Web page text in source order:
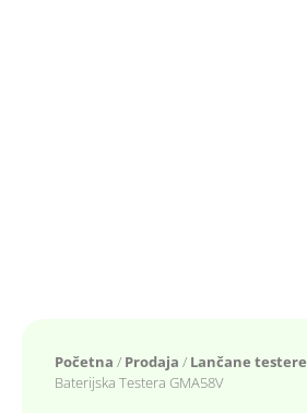
Početna / Prodaja / Lančane testere
Baterijska Testera GMA58V